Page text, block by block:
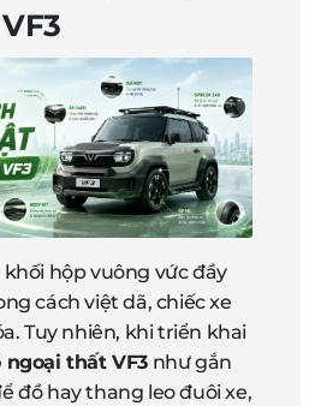
hộp vuông vức đầy
cách việt dã, chiếc xe
Tuy nhiên, khi triển khai
ngoại thất VF3 như gắn
đồ hay thang leo đuôi xe,